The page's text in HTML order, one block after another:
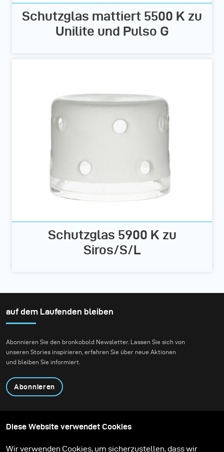
Schutzglas mattiert 5500 K zu
Unilite und Pulso G
Schutzglas 5900 K zu
Siros/S/L
auf dem Laufenden bleiben
Abonnieren Sie den bronkobold Newsletter. Lassen Sie sich von
unseren Stories inspirieren, erfahren Sie über neue Aktionen
und bleiben Sie informiert.
Abonnieren
Produkte
Content teilen
Diese Website verwendet Cookies
Wir verwenden Cookies, um sicherzustellen, dass wir